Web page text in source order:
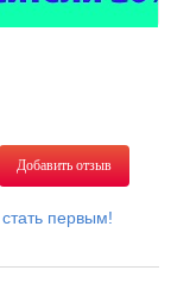
Добавить отзыв
первым!